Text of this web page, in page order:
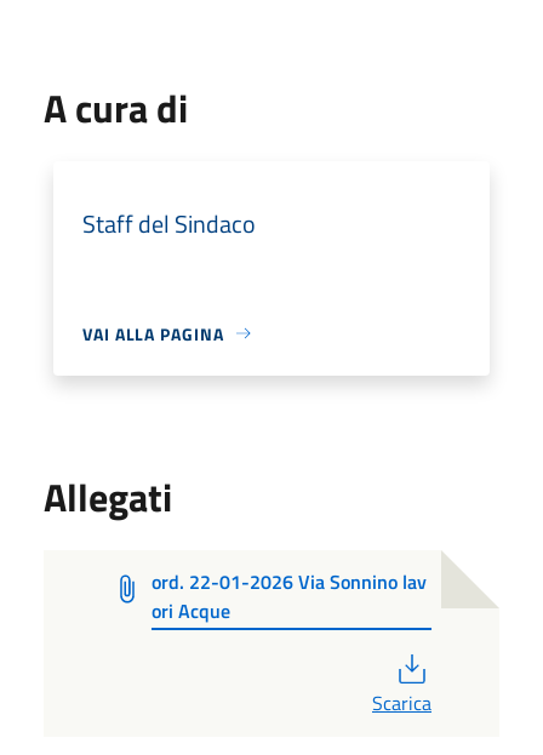
A cura di
Staff del Sindaco
VAI ALLA PAGINA
Allegati
ord. 22-01-2026 Via Sonnino lav
ori Acque
Scarica